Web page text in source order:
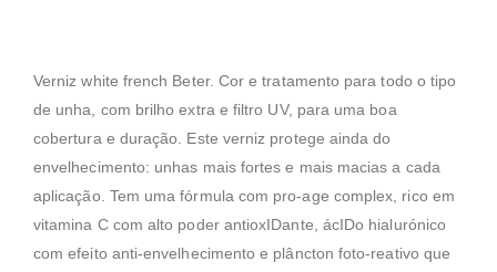
Verniz white french Beter. Cor e tratamento para todo o tipo
de unha, com brilho extra e filtro UV, para uma boa
cobertura e duração. Este verniz protege ainda do
envelhecimento: unhas mais fortes e mais macias a cada
aplicação. Tem uma fórmula com pro-age complex, rico em
vitamina C com alto poder antioxIDante, ácIDo hialurónico
com efeito anti-envelhecimento e plâncton foto-reativo que